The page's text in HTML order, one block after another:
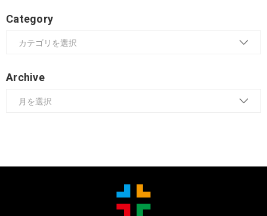
Category
Archive